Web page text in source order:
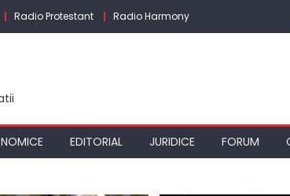
Radio Protestant Radio Harmony
EDITORIAL JURIDICE FORUM